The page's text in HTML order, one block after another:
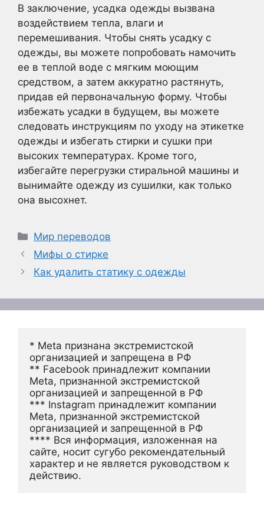
В заключение, усадка одежды вызвана
воздействием тепла, влаги и
перемешивания. Чтобы снять усадку с
одежды, вы можете попробовать намочить
ее в теплой воде с мягким моющим
средством, а затем аккуратно растянуть,
придав ей первоначальную форму. Чтобы
избежать усадки в будущем, вы можете
следовать инструкциям по уходу на этикетке
одежды и избегать стирки и сушки при
высоких температурах. Кроме того,
избегайте перегрузки стиральной машины и
вынимайте одежду из сушилки, как только
она высохнет.
Рубрики
Мир переводов
Мифы о стирке
Как удалить статику с одежды
* Meta признана экстремистской
организацией и запрещена в РФ
** Facebook принадлежит компании
Meta, признанной экстремистской
организацией и запрещенной в РФ
*** Instagram принадлежит компании
Meta, признанной экстремистской
организацией и запрещенной в РФ
**** Вся информация, изложенная на
сайте, носит сугубо рекомендательный
характер и не является руководством к
действию.